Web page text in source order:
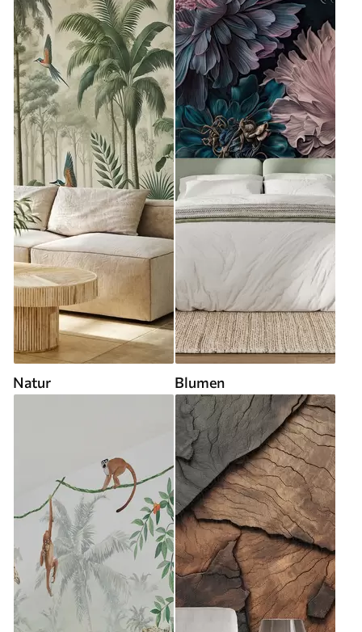
Natur Blumen